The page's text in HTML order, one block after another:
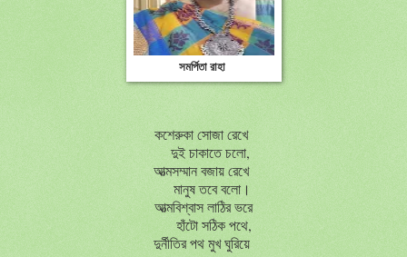
সমর্পিতা রাহা
কশেরুকা সোজা রেখে
দুই চাকাতে চলো,
আত্মসম্মান বজায় রেখে
মানুষ তবে বলো।
আত্মবিশ্বাস লাঠির ভরে
হাঁটো সঠিক পথে,
দুর্নীতির পথ মুখ ঘুরিয়ে